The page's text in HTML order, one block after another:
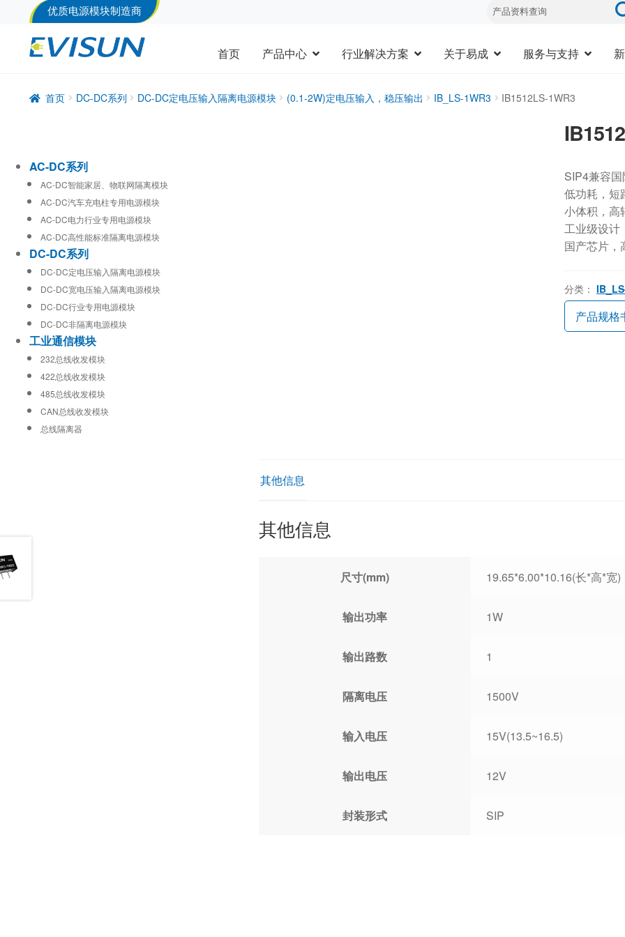
优质电源模块制造商
首页 产品中心 行业解决方案 关于易成 服务与支持
首页 DC-DC系列 DC-DC定电压输入隔离电源模块 (0.1-2W)定电压输入，稳压输出 IB_LS-1WR3 IB1512LS-1WR3
SIP4兼容
低功耗，短
小体积，高
工业级设计
国产芯片，
分类：
产品规格
其他信息
其他信息
尺寸(mm) 19.65*6.00*10.16(长*高*宽)
输出功率 1W
输出路数 1
隔离电压 1500V
输入电压 15V(13.5~16.5)
输出电压 12V
封装形式 SIP
AC-DC系列
AC-DC智能家居、物联网隔离模块
AC-DC汽车充电柱专用电源模块
AC-DC电力行业专用电源模块
AC-DC高性能标准隔离电源模块
DC-DC系列
DC-DC定电压输入隔离电源模块
DC-DC宽电压输入隔离电源模块
DC-DC行业专用电源模块
DC-DC非隔离电源模块
工业通信模块
232总线收发模块
422总线收发模块
485总线收发模块
CAN总线收发模块
总线隔离器